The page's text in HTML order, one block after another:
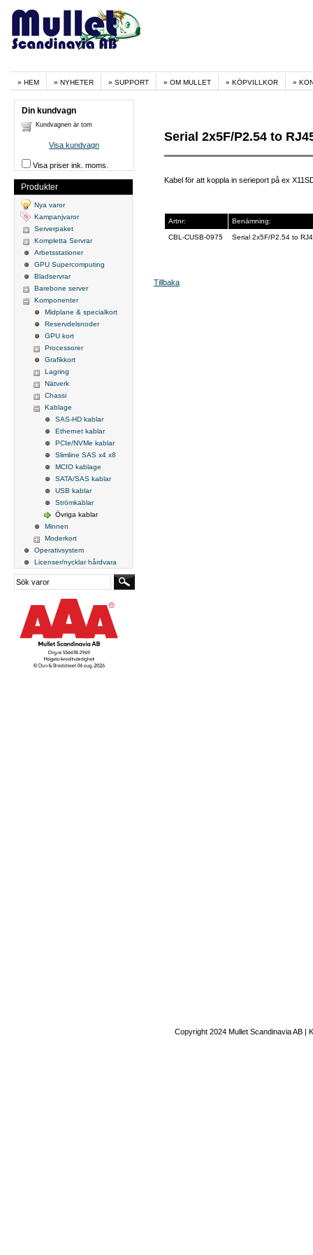
HEM NYHETER SUPPORT OM MULLET KÖPVILLKOR
Serial 2x5F/P2.54 to
Kabel för att koppla in serieport på ex
Artnr: Benämning:
CBL-CUSB-0975 Serial 2x5F/P2.54 to
Tillbaka
Din kundvagn
Kundvagnen är tom
Visa kundvagn
Visa priser ink. moms.
Produkter
Nya varor
Kampanjvaror
Serverpaket
Kompletta Servrar
Arbetsstationer
GPU Supercomputing
Bladservrar
Barebone server
Komponenter
Midplane & specialkort
Reservdelsnoder
GPU kort
Processorer
Grafikkort
Lagring
Nätverk
Chassi
Kablage
SAS-HD kablar
Ethernet kablar
PCIe/NVMe kablar
Slimline SAS x4 x8
MCIO kablage
SATA/SAS kablar
USB kablar
Strömkablar
Övriga kablar
Minnen
Moderkort
Operativsystem
Licenser/nycklar hårdvara
Copyright 2024 Mullet Scandinavia AB |